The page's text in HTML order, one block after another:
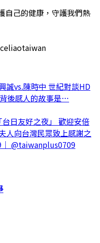
自己的健康，守護我們熱
誠vs.陳時中 世紀對談HD
後感人的故事是…
日友好之夜」 歡迎安倍
人向台灣民眾致上感謝之
@taiwanplus0709​